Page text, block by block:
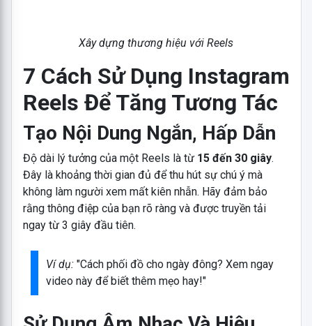
Xây dựng thương hiệu với Reels
7 Cách Sử Dụng Instagram
Reels Để Tăng Tương Tác
Tạo Nội Dung Ngắn, Hấp Dẫn
Độ dài lý tưởng của một Reels là từ 15 đến 30 giây.
Đây là khoảng thời gian đủ để thu hút sự chú ý mà
không làm người xem mất kiên nhẫn. Hãy đảm bảo
rằng thông điệp của bạn rõ ràng và được truyền tải
ngay từ 3 giây đầu tiên.
Ví dụ:"Cách phối đồ cho ngày đông? Xem ngay
video này để biết thêm mẹo hay!"